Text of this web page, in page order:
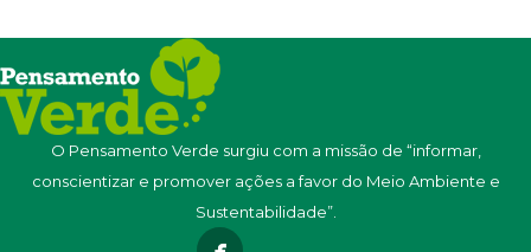
O Pensamento Verde surgiu com a missão de “informar,
conscientizar e promover ações a favor do Meio Ambiente e
Sustentabilidade”.